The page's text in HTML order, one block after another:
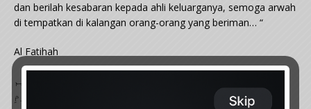
dan berilah kesabaran kepada ahli keluarganya, semoga arwah
di tempatkan di kalangan orang-orang yang beriman… “
Al Fatihah
بِسْمِ ٱللَّهِ ٱلرَّحْمَـنِ ٱلرَّحِيم
ٱلْحَمْدُ لِلَّهِ رَبِّ ٱلْعَـلَمِين۞ ٱلرَّحْمَـنِ ٱلرَّحِيم۞مَـلِكِ يَوْمِ